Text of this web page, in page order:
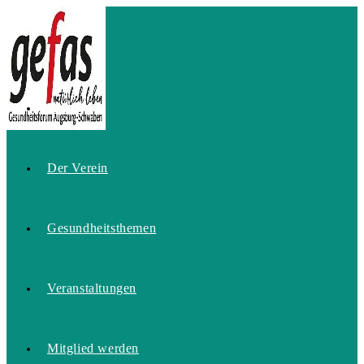
Inhalt
springen
Home
Der Verein
Gesundheitsthemen
Veranstaltungen
Mitglied werden